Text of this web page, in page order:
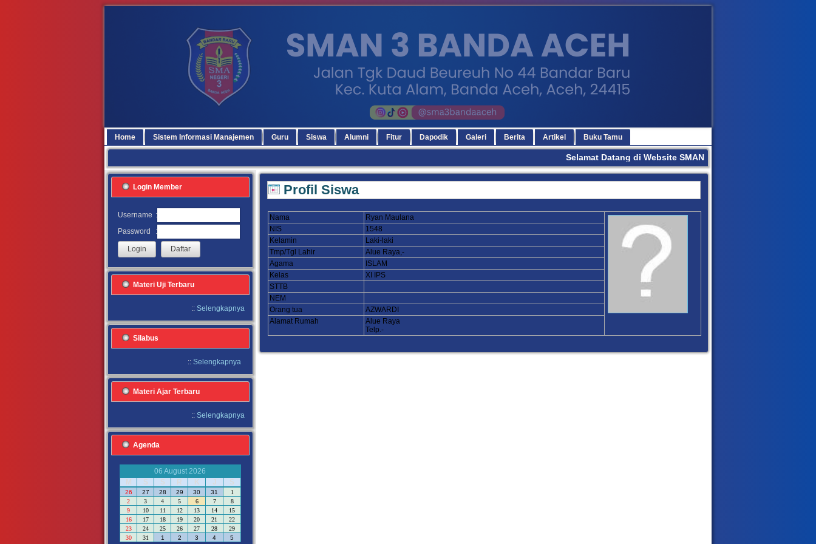
Home Sistem Informasi Manajemen Guru Siswa Alumni Fitur Dapodik Galeri Berita Artikel Buku Tamu
Selamat Datang di Website SMAN 3 BANDA ACEH. Terima
Login Member
Username :
Password
:
Materi Uji Terbaru
:: Selengkapnya
Silabus
:: Selengkapnya
Materi Ajar Terbaru
:: Selengkapnya
Agenda
06 August 2026
M
S S R K J S
26 27 28 29 30 31
1
2
3 4 5 6 7
8
9
10 11 12 13 14
15
16
17 18 19 20 21
22
23
24 25 26 27 28
29
30
31 1 2 3 4 5
Profil Siswa
Nama
Ryan Maulana
NIS
1548
Kelamin
Laki-laki
Tmp/Tgl Lahir
Alue Raya,-
Agama
ISLAM
Kelas
XI IPS
STTB
NEM
Orang tua
AZWARDI
Alamat Rumah
Alue Raya
Telp.-